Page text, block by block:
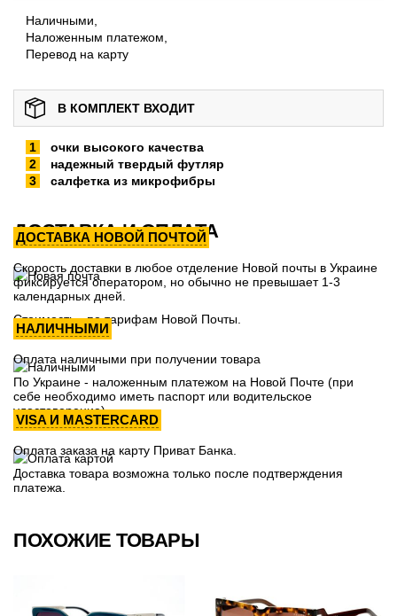
Наличными,
Наложенным платежом,
Перевод на карту
В КОМПЛЕКТ ВХОДИТ
очки высокого качества
надежный твердый футляр
салфетка из микрофибры
ДОСТАВКА И ОПЛАТА
ДОСТАВКА НОВОЙ ПОЧТОЙ
Скорость доставки в любое отделение Новой почты в Украине
фиксируется оператором, но обычно не превышает 1-3
календарных дней.
Стоимость - по тарифам Новой Почты.
НАЛИЧНЫМИ
Оплата наличными при получении товара
По Украине - наложенным платежом на Новой Почте (при
себе необходимо иметь паспорт или водительское
удостоверение)
VISA И MASTERCARD
Оплата заказа на карту Приват Банка.
Доставка товара возможна только после подтверждения
платежа.
ПОХОЖИЕ ТОВАРЫ